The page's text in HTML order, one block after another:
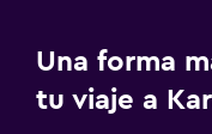
Una forma
tu viaje a